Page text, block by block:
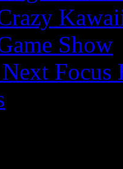
Show
Next